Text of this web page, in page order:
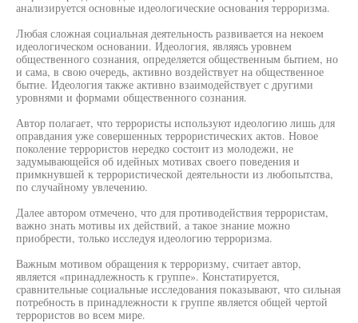
анализируется основные идеологические основания терроризма.
Любая сложная социальная деятельность развивается на некоем
идеологическом основании. Идеология, являясь уровнем
общественного сознания, определяется общественным бытием, но
и сама, в свою очередь, активно воздействует на общественное
бытие. Идеология также активно взаимодействует с другими
уровнями и формами общественного сознания.
Автор полагает, что террористы используют идеологию лишь для
оправдания уже совершенных террористических актов. Новое
поколение террористов нередко состоит из молодежи, не
задумывающейся об идейных мотивах своего поведения и
примкнувшей к террористической деятельности из любопытства,
по случайному увлечению.
Далее автором отмечено, что для противодействия террористам,
важно знать мотивы их действий, а такое знание можно
приобрести, только исследуя идеологию терроризма.
Важным мотивом обращения к терроризму, считает автор,
является «принадлежность к группе». Констатируется,
сравнительные социальные исследования показывают, что сильная
потребность в принадлежности к группе является общей чертой
террористов во всем мире.